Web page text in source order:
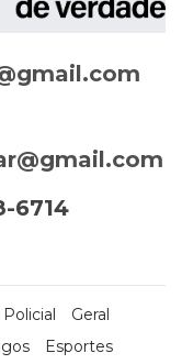
6714
Policial
Geral
Esportes